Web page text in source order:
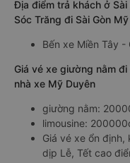
Địa điểm trả khách ở
Sóc Trăng đi Sài Gòn
Bến xe Miền Tây -
Giá vé xe giường nằm
nhà xe Mỹ Duyên
giường nằm:
limousine:
Giá vé xe ổn
dịp Lễ, Tết cao